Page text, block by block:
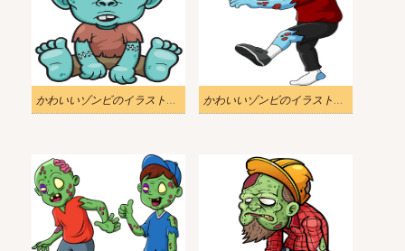
かわいいゾンビのイラストが無料で手に入る かわいいゾンビのイラスト無料